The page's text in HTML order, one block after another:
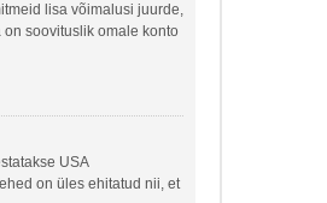
lisa võimalusi juurde,
soovituslik omale konto
USA
on üles ehitatud nii, et